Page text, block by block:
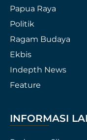
Papua Raya
Politik
Ragam Budaya
Ekbis
Indepth News
Feature
INFORMASI